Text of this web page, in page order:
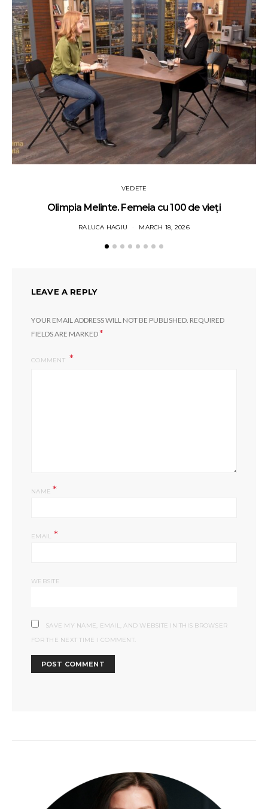
VEDETE
Olimpia Melinte. Femeia cu 100 de vieți
RALUCA HAGIU MARCH 18, 2026
LEAVE A REPLY
YOUR EMAIL ADDRESS WILL NOT BE PUBLISHED. REQUIRED
FIELDS ARE MARKED*
COMMENT
NAME*
EMAIL *
WEBSITE
SAVE MY NAME, EMAIL, AND WEBSITE IN THIS BROWSER
FOR THE NEXT TIME I COMMENT.